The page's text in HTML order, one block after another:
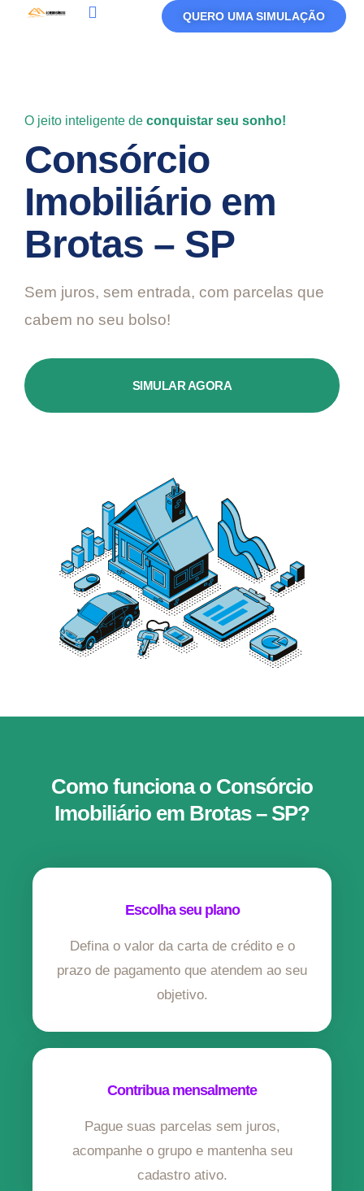
QUERO UMA SIMULAÇÃO
O jeito inteligente de conquistar seu sonho!
Consórcio
Imobiliário em
Brotas – SP
Sem juros, sem entrada, com parcelas que
cabem no seu bolso!
SIMULAR AGORA
Como funciona o Consórcio
Imobiliário em Brotas – SP?
Escolha seu plano
Defina o valor da carta de crédito e o
prazo de pagamento que atendem ao seu
objetivo.
Contribua mensalmente
Pague suas parcelas sem juros,
acompanhe o grupo e mantenha seu
cadastro ativo.